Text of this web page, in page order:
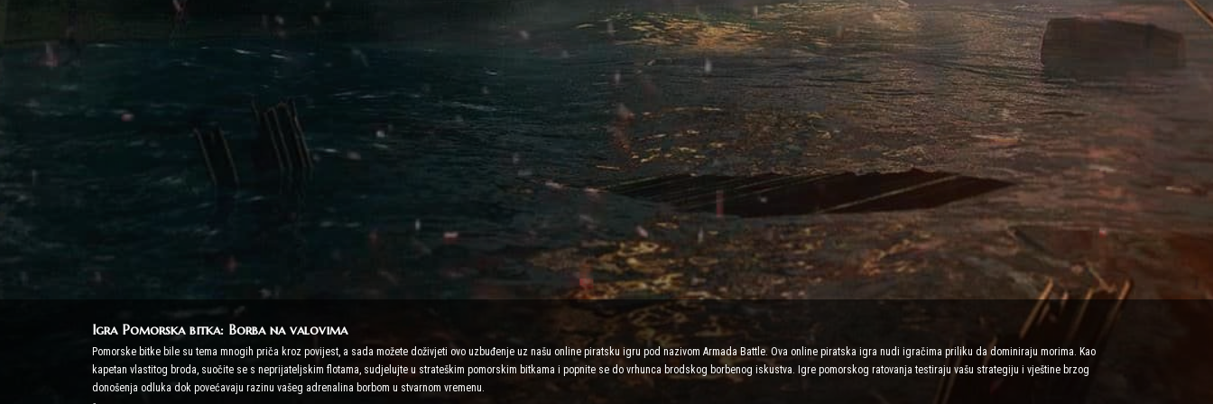
Igra Pomorska bitka: Borba na valovima
Pomorske bitke bile su tema mnogih priča kroz povijest, a sada možete doživjeti ovo uzbuđenje uz našu online piratsku igru pod nazivom Armada Battle. Ova online piratska igra nudi igračima priliku da dominiraju morima. Kao
kapetan vlastitog broda, suočite se s neprijateljskim flotama, sudjelujte u strateškim pomorskim bitkama i popnite se do vrhunca brodskog borbenog iskustva. Igre pomorskog ratovanja testiraju vašu strategiju i vještine brzog
donošenja odluka dok povećavaju razinu vašeg adrenalina borbom u stvarnom vremenu.